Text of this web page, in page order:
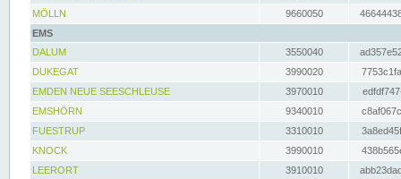
MÖLLN
9660050
EMS
DALUM
3550040
DUKEGAT
3990020
EMDEN NEUE SEESCHLEUSE
3970010
EMSHÖRN
9340010
FUESTRUP
3310010
KNOCK
3990010
LEERORT
3910010